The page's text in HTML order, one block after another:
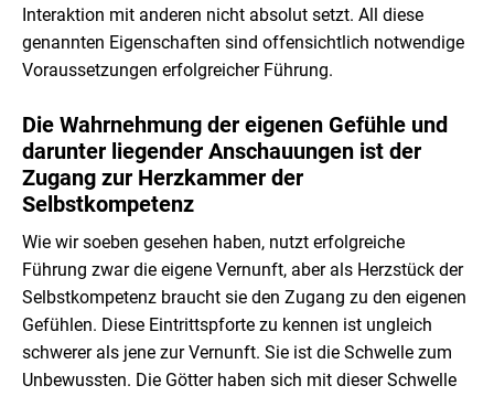
Interaktion mit anderen nicht absolut setzt. All diese
genannten Eigenschaften sind offensichtlich notwendige
Voraussetzungen erfolgreicher Führung.
Die Wahrnehmung der eigenen Gefühle und
darunter liegender Anschauungen ist der
Zugang zur Herzkammer der
Selbstkompetenz
Wie wir soeben gesehen haben, nutzt erfolgreiche
Führung zwar die eigene Vernunft, aber als Herzstück der
Selbstkompetenz braucht sie den Zugang zu den eigenen
Gefühlen. Diese Eintrittspforte zu kennen ist ungleich
schwerer als jene zur Vernunft. Sie ist die Schwelle zum
Unbewussten. Die Götter haben sich mit dieser Schwelle